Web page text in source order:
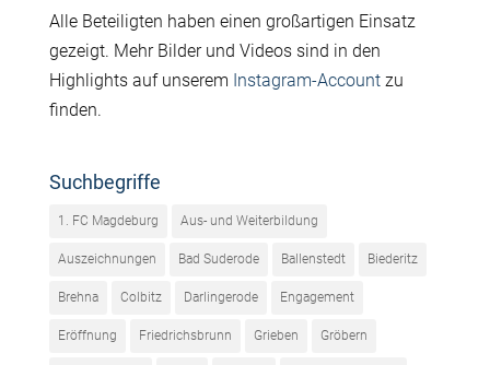
Alle Beteiligten haben einen großartigen Einsatz
gezeigt. Mehr Bilder und Videos sind in den
Highlights auf unserem Instagram-Accountzu
finden.
Suchbegriffe
1. FC Magdeburg Aus- und Weiterbildung
Auszeichnungen Bad Suderode Ballenstedt Biederitz
Brehna Colbitz Darlingerode Engagement
Eröffnung Friedrichsbrunn Grieben Gröbern